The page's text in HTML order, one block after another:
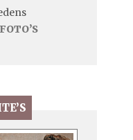
FOTO’S